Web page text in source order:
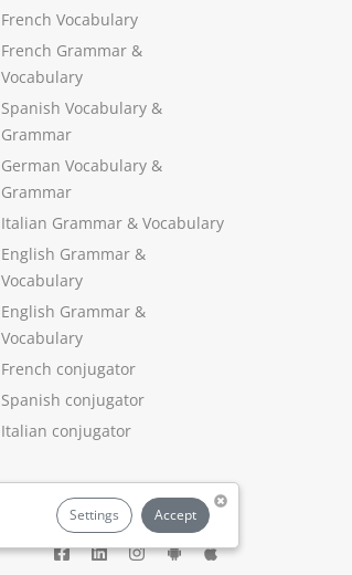
Settings Accept
French Vocabulary
French Grammar &
Vocabulary
Spanish Vocabulary &
Grammar
German Vocabulary &
Grammar
Italian Grammar & Vocabulary
English Grammar &
Vocabulary
English Grammar &
Vocabulary
French conjugator
Spanish conjugator
Italian conjugator